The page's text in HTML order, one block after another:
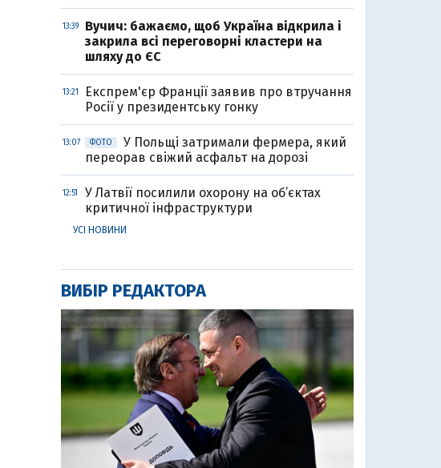
13:39
Вучич: бажаємо, щоб Україна відкрила і
закрила всі переговорні кластери на
шляху до ЄС
13:21
Експрем'єр Франції заявив про втручання
Росії у президентську гонку
13:07 ФОТО
У Польщі затримали фермера, який
переорав свіжий асфальт на дорозі
12:51
У Латвії посилили охорону на об’єктах
критичної інфраструктури
УСІ НОВИНИ
ВИБІР РЕДАКТОРА